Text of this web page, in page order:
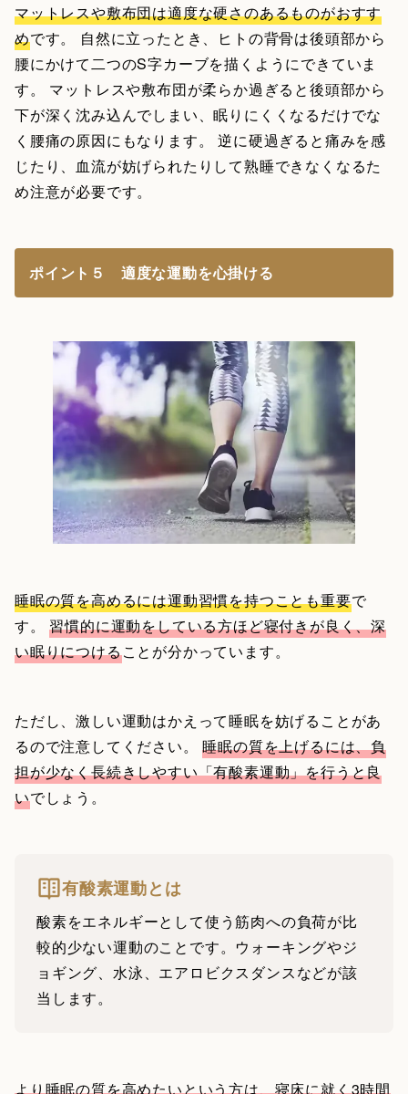
マットレスや敷布団は適度な硬さのあるものがおすす
めです。 自然に立ったとき、ヒトの背骨は後頭部から
腰にかけて二つのS字カーブを描くようにできていま
す。 マットレスや敷布団が柔らか過ぎると後頭部から
下が深く沈み込んでしまい、眠りにくくなるだけでな
く腰痛の原因にもなります。 逆に硬過ぎると痛みを感
じたり、血流が妨げられたりして熟睡できなくなるた
め注意が必要です。
ポイント５ 適度な運動を心掛ける
睡眠の質を高めるには運動習慣を持つことも重要で
す。習慣的に運動をしている方ほど寝付きが良く、深
い眠りにつけることが分かっています。
ただし、激しい運動はかえって睡眠を妨げることがあ
るので注意してください。睡眠の質を上げるには、負
担が少なく長続きしやすい「有酸素運動」を行うと良
いでしょう。
有酸素運動とは
酸素をエネルギーとして使う筋肉への負荷が比
較的少ない運動のことです。ウォーキングやジ
ョギング、水泳、エアロビクスダンスなどが該
当します。
より睡眠の質を高めたいという方は、寝床に就く3時間